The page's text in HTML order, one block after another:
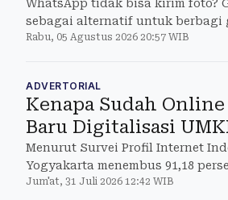
WhatsApp tidak bisa kirim foto?
sebagai alternatif untuk berbagi
Rabu, 05 Agustus 2026 20:57 WIB
ADVERTORIAL
Kenapa Sudah
Baru Digitalisasi
Menurut Survei Profil Internet
Yogyakarta menembus 91,18
Jum'at, 31 Juli 2026 12:42 WIB